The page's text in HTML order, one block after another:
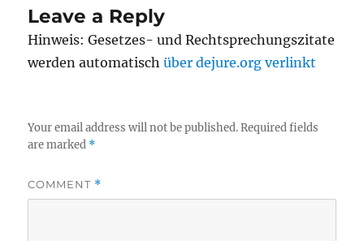
Leave a Reply
Hinweis: Gesetzes- und Rechtsprechungszitate
werden automatischüber dejure.org verlinkt
Your email address will not be published. Required fields
are marked *
COMMENT *